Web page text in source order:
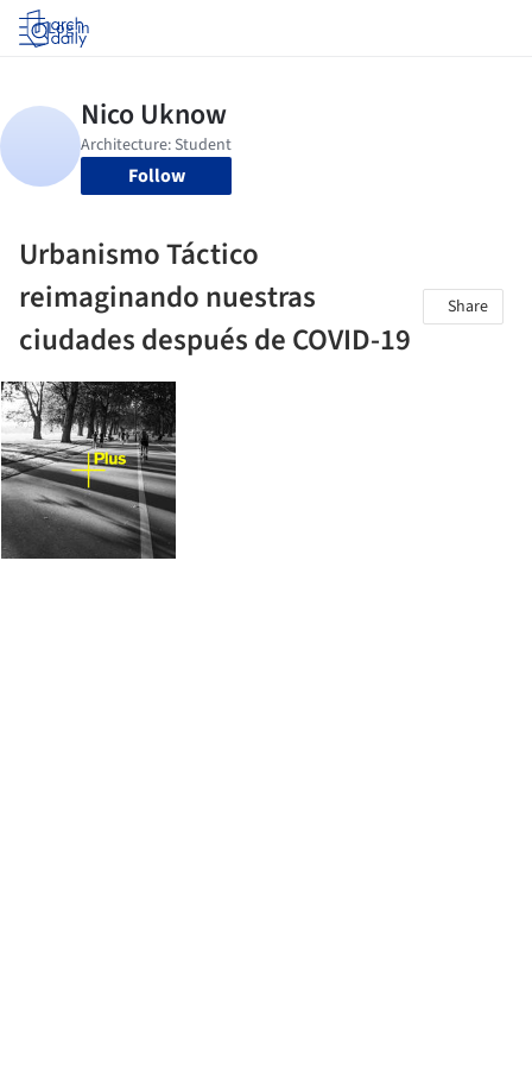
Log in
Follow
Urbanismo Táctico
reimaginando nuestras
ciudades después de COVID-19
Share